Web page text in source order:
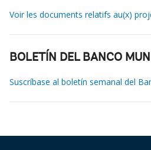
Voir les documents relatifs au(x)
BOLETÍN DEL BANCO
Suscríbase al boletín semanal del